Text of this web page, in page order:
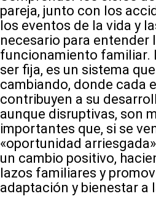
pareja, junto con los
los eventos de la vida y
necesario para entender
funcionamiento familiar.
ser fija, es un sistema
cambiando, donde cada
contribuyen a su
aunque disruptivas, son
importantes que, si se
«oportunidad
un cambio positivo,
lazos familiares y
adaptación y bienestar a